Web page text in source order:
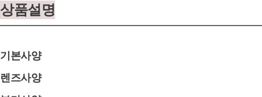
상품설명
기본사양
렌즈사양